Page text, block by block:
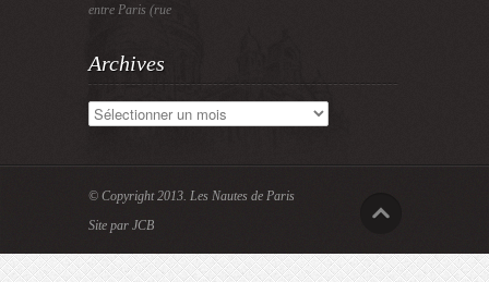
entre Paris (rue
Archives
Archives
© Copyright 2013. Les Nautes de Paris
Site par JCB